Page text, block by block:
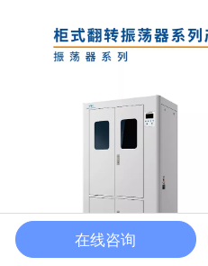
首页 客服
联系电
在线咨询